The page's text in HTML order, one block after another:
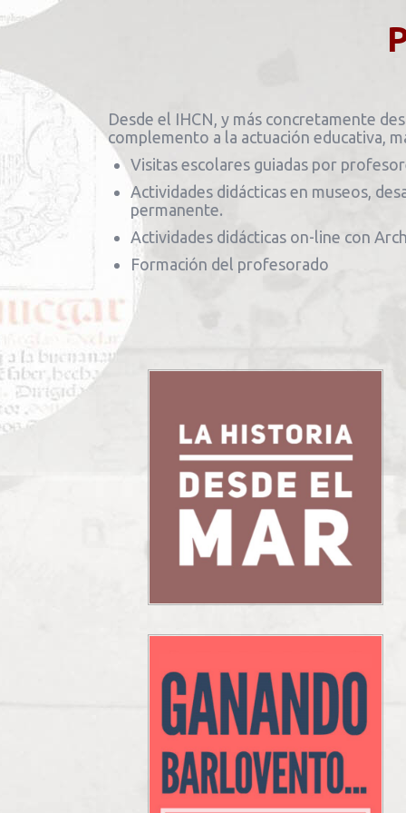
Desde el IHCN, y más concretamente
complemento a la actuación educativa,
Visitas escolares guiadas por
Actividades didácticas en museos,
permanente.
Actividades didácticas on-line con
Formación del profesorado